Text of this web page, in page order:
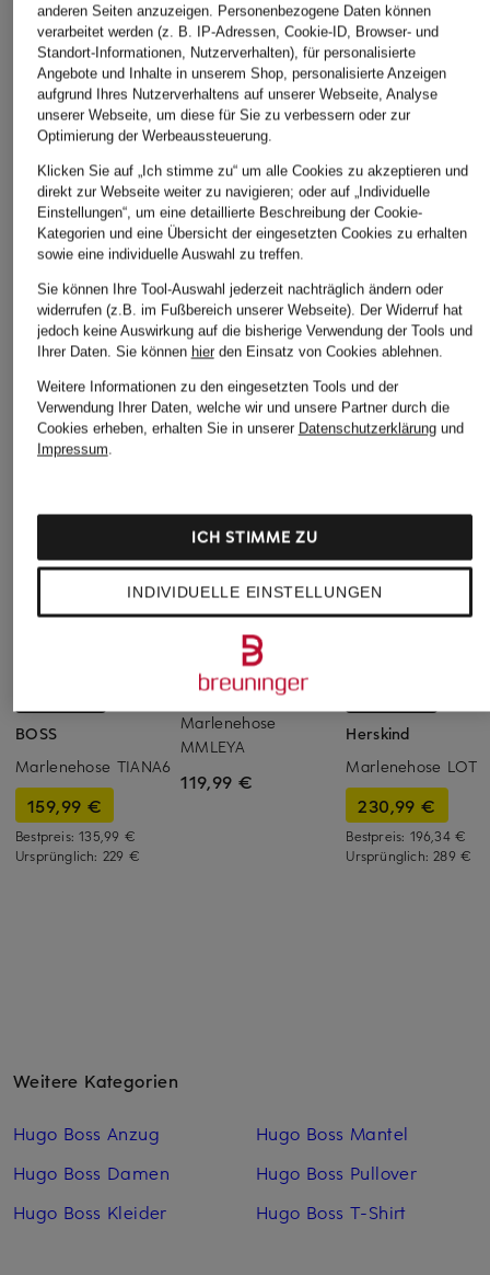
ÄHNLICHE ARTIKEL ENTDECKEN
BOSS
Marlenehose TIANA6
159,99 €
Bestpreis:135,99 €
Ursprünglich: 229 €
MOS MOSH
Marlenehose
MMLEYA
119,99 €
Herskind
Marlenehose
230,99 €
Bestpreis: 196,34 €
Ursprünglich:289 €
Weitere Kategorien
Hugo Boss Anzug
Hugo Boss Damen
Hugo Boss Kleider
Hugo Boss Mantel
Hugo Boss Pullover
Hugo Boss T-Shirt
anderen Seiten anzuzeigen. Personenbezogene Daten können
verarbeitet werden (z. B. IP-Adressen, Cookie-ID, Browser- und
Standort-Informationen, Nutzerverhalten), für personalisierte
Angebote und Inhalte in unserem Shop, personalisierte Anzeigen
aufgrund Ihres Nutzerverhaltens auf unserer Webseite, Analyse
unserer Webseite, um diese für Sie zu verbessern oder zur
Optimierung der Werbeaussteuerung.
Klicken Sie auf „Ich stimme zu“ um alle Cookies zu akzeptieren und
direkt zur Webseite weiter zu navigieren; oder auf „Individuelle
Einstellungen“, um eine detaillierte Beschreibung der Cookie-
Kategorien und eine Übersicht der eingesetzten Cookies zu erhalten
sowie eine individuelle Auswahl zu treffen.
Sie können Ihre Tool-Auswahl jederzeit nachträglich ändern oder
widerrufen (z.B. im Fußbereich unserer Webseite). Der Widerruf hat
jedoch keine Auswirkung auf die bisherige Verwendung der Tools und
Ihrer Daten. Sie können hierden Einsatz von Cookies ablehnen.
Weitere Informationen zu den eingesetzten Tools und der
Verwendung Ihrer Daten, welche wir und unsere Partner durch die
Cookies erheben, erhalten Sie in unserer Datenschutzerklärungund
Impressum.
INDIVIDUELLE EINSTELLUNGEN
ICH STIMME ZU